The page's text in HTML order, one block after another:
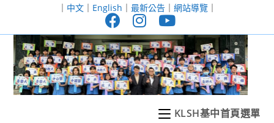
至
｜ 中文｜ English ｜ 最新公告｜ 網站導覽｜
KLSH基中首頁選單